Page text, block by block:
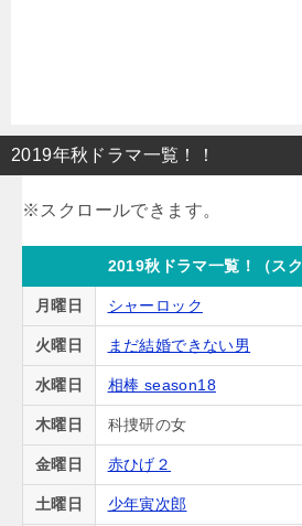
2019年秋ドラマ一覧！！
2019秋ドラマ一覧！（ス
月曜日 シャーロック
火曜日 まだ結婚できない男
水曜日 相棒 season18
木曜日 科捜研の女
金曜日 赤ひげ２
土曜日 少年寅次郎